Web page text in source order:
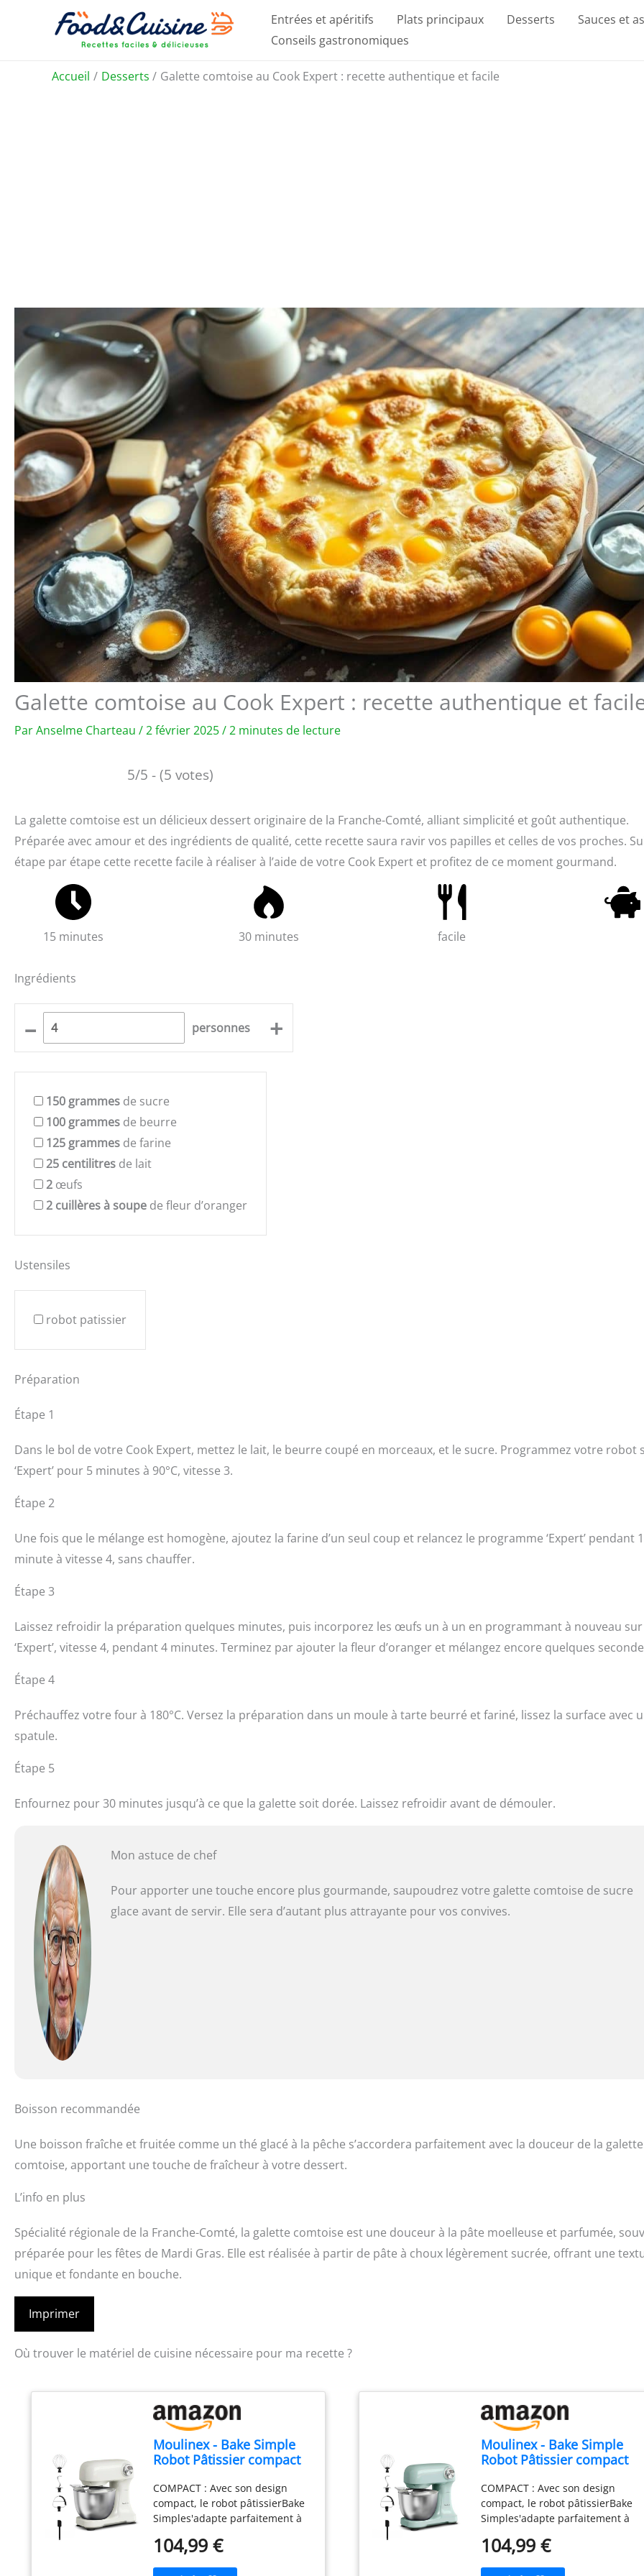
Entrées et apéritifs Plats principaux Desserts Sauces et
Conseils gastronomiques
Accueil Desserts Galette comtoise au Cook Expert : recette authentique et facile
Galette comtoise au Cook Expert : recette authentique et
ParAnselme Charteau /2 février 2025/2 minutes de lecture
5/5 - (5 votes)
La galette comtoise est un délicieux dessert originaire de la Franche-Comté, alliant simplicité et goût authentique.
Préparée avec amour et des ingrédients de qualité, cette recette saura ravir vos papilles et celles de vos proches.
étape par étape cette recette facile à réaliser à l’aide de votre Cook Expert et profitez de ce moment gourmand.
15 minutes 30 minutes facile
Ingrédients
– personnes +
150 grammes de sucre
100 grammes de beurre
125 grammes de farine
25 centilitres de lait
2 œufs
2 cuillères à soupe de fleur d’oranger
Ustensiles
robot patissier
Préparation
Étape 1
Dans le bol de votre Cook Expert, mettez le lait, le beurre coupé en morceaux, et le sucre. Programmez votre robot
‘Expert’ pour 5 minutes à 90°C, vitesse 3.
Étape 2
Une fois que le mélange est homogène, ajoutez la farine d’un seul coup et relancez le programme ‘Expert’ pendant 1
minute à vitesse 4, sans chauffer.
Étape 3
Laissez refroidir la préparation quelques minutes, puis incorporez les œufs un à un en programmant à nouveau sur
‘Expert’, vitesse 4, pendant 4 minutes. Terminez par ajouter la fleur d’oranger et mélangez encore quelques
Étape 4
Préchauffez votre four à 180°C. Versez la préparation dans un moule à tarte beurré et fariné, lissez la surface avec
spatule.
Étape 5
Enfournez pour 30 minutes jusqu’à ce que la galette soit dorée. Laissez refroidir avant de démouler.
Mon astuce de chef
Pour apporter une touche encore plus gourmande, saupoudrez votre galette comtoise de sucre
glace avant de servir. Elle sera d’autant plus attrayante pour vos convives.
Boisson recommandée
Une boisson fraîche et fruitée comme un thé glacé à la pêche s’accordera parfaitement avec la douceur de la galette
comtoise, apportant une touche de fraîcheur à votre dessert.
L’info en plus
Spécialité régionale de la Franche-Comté, la galette comtoise est une douceur à la pâte moelleuse et parfumée,
préparée pour les fêtes de Mardi Gras. Elle est réalisée à partir de pâte à choux légèrement sucrée, offrant une
unique et fondante en bouche.
Imprimer
Où trouver le matériel de cuisine nécessaire pour ma recette ?
Moulinex - Bake Simple
Robot Pâtissier compact
COMPACT : Avec son design
compact, le robot pâtissierBake
Simples'adapte parfaitement à
pas plus grande qu'une feuille
104,99 €
Moulinex - Bake Simple
Robot Pâtissier compact
COMPACT : Avec son design
compact, le robot pâtissierBake
Simples'adapte parfaitement à
pas plus grande qu'une feuille
104,99 €